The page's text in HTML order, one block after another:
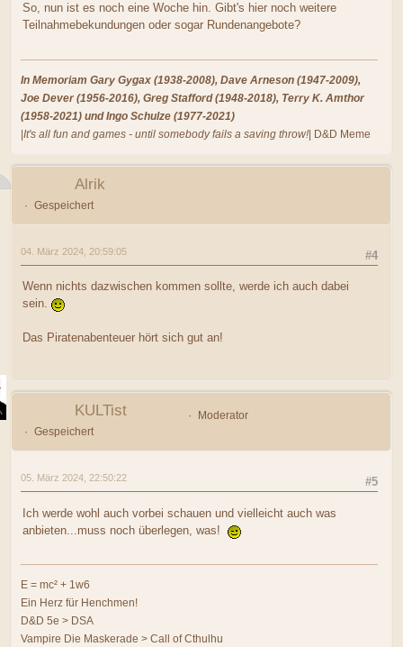
So, nun ist es noch eine Woche hin. Gibt's hier noch weitere
Teilnahmebekundungen oder sogar Rundenangebote?
In Memoriam Gary Gygax (1938-2008), Dave Arneson (1947-2009),
Joe Dever (1956-2016), Greg Stafford (1948-2018), Terry K. Amthor
(1958-2021) und Ingo Schulze (1977-2021)
|It's all fun and games - until somebody fails a saving throw!| D&D Meme
Alrik
Gespeichert
#4
04. März 2024, 20:59:05
Wenn nichts dazwischen kommen sollte, werde ich auch dabei
sein.
Das Piratenabenteuer hört sich gut an!
KULTist
Moderator
Gespeichert
#5
05. März 2024, 22:50:22
Ich werde wohl auch vorbei schauen und vielleicht auch was
anbieten...muss noch überlegen, was!
E = mc² + 1w6
Ein Herz für Henchmen!
D&D 5e > DSA
Vampire Die Maskerade > Call of Cthulhu